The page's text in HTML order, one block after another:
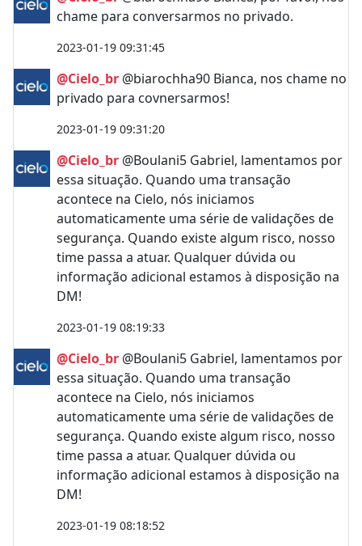
chame para conversarmos no privado.
2023-01-19 09:31:45
@Cielo_br @biarochha90 Bianca, nos chame no
privado para covnersarmos!
2023-01-19 09:31:20
@Cielo_br @Boulani5 Gabriel, lamentamos por
essa situação. Quando uma transação
acontece na Cielo, nós iniciamos
automaticamente uma série de validações de
segurança. Quando existe algum risco, nosso
time passa a atuar. Qualquer dúvida ou
informação adicional estamos à disposição na
DM!
2023-01-19 08:19:33
@Cielo_br @Boulani5 Gabriel, lamentamos por
essa situação. Quando uma transação
acontece na Cielo, nós iniciamos
automaticamente uma série de validações de
segurança. Quando existe algum risco, nosso
time passa a atuar. Qualquer dúvida ou
informação adicional estamos à disposição na
DM!
2023-01-19 08:18:52